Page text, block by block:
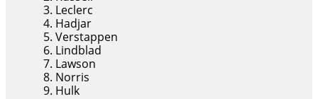
Leclerc
Hadjar
Verstappen
Lindblad
Lawson
Norris
Hulk